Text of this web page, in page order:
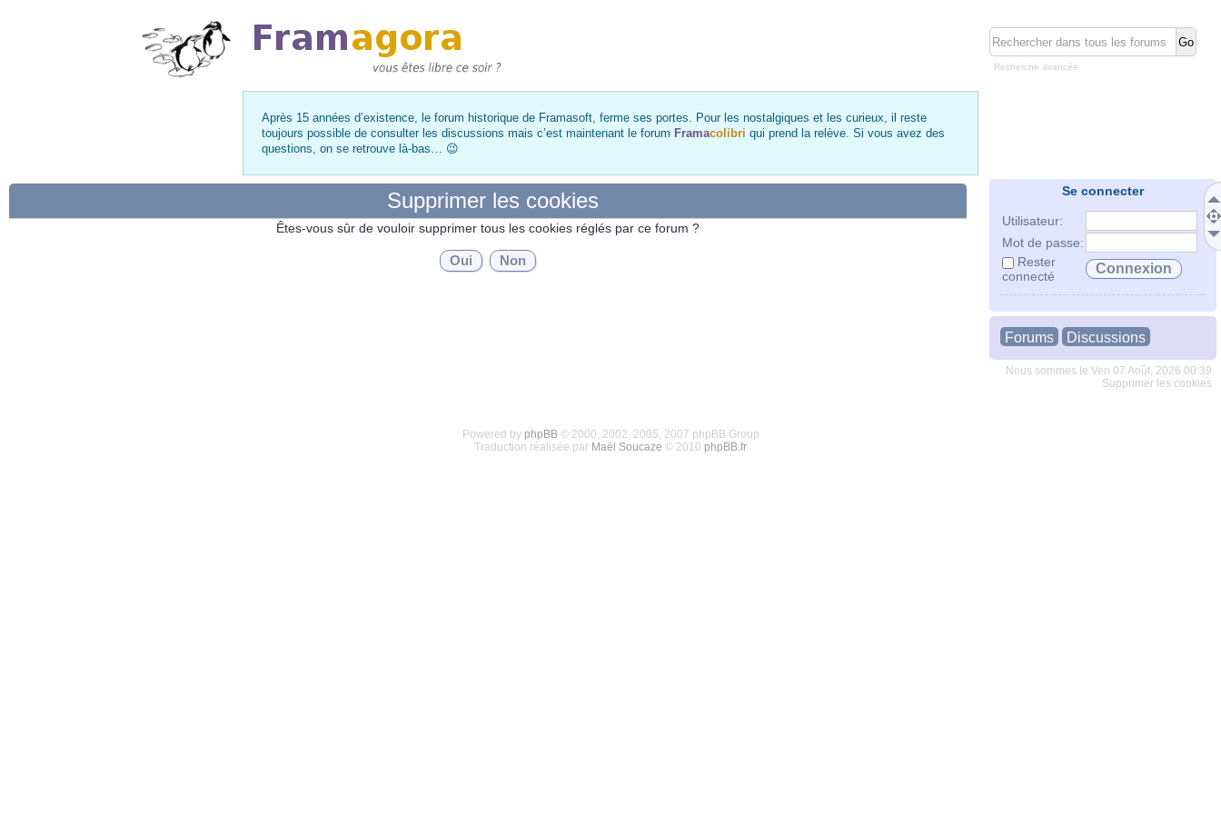
Recherche avancée
Après 15 années d’existence, le forum historique de Framasoft, ferme ses portes. Pour les nostalgiques et les curieux, il reste
toujours possible de consulter les discussions mais c’est maintenant le forum Framacolibri qui prend la relève. Si vous avez des
questions, on se retrouve là-bas… 😉
Se connecter
Utilisateur:
Mot de passe:
Rester
connecté
Forums Discussions
Nous sommes le Ven 07 Août, 2026 00:39
Supprimer les cookies
Supprimer les cookies
Êtes-vous sûr de vouloir supprimer tous les cookies réglés par ce forum ?
Powered by phpBB© 2000, 2002, 2005, 2007 phpBB Group
Traduction réalisée par Maël Soucaze © 2010 phpBB.fr